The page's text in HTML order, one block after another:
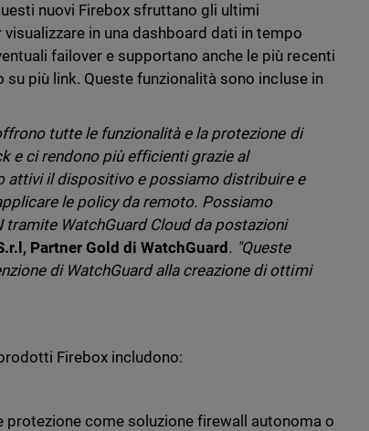
nuovi Firebox sfruttano gli ultimi
in una dashboard dati in tempo
failover e supportano anche le più recenti
più link. Queste funzionalità sono incluse in
tutte le funzionalità e la protezione di
e ci rendono più efficienti grazie al
attivi il dispositivo e possiamo distribuire e
le policy da remoto. Possiamo
WatchGuard Cloud da postazioni
Partner Gold di WatchGuard . "Queste
di WatchGuard alla creazione di ottimi
Firebox includono:
protezione come soluzione firewall autonoma o